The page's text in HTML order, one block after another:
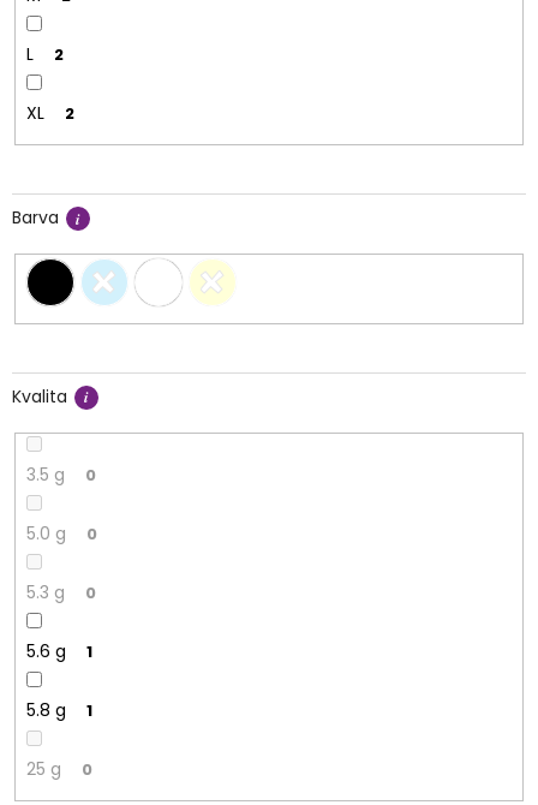
L 2
XL 2
Barva
Kvalita
3.5 g 0
5.0 g 0
5.3 g 0
5.6 g 1
5.8 g 1
25 g 0